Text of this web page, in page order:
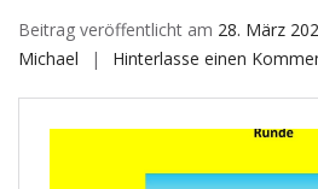
Beitrag veröffentlicht am 28. März
Michael
Hinterlasse einen